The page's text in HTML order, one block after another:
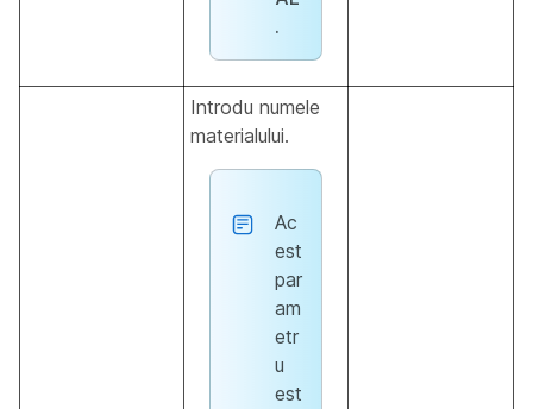
.
Introdu numele
materialului.
Ac
est
par
am
etr
u
est